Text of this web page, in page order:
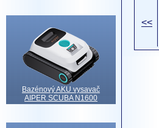
Bazénový AKU vysavač
AIPER SCUBA N1600
<<